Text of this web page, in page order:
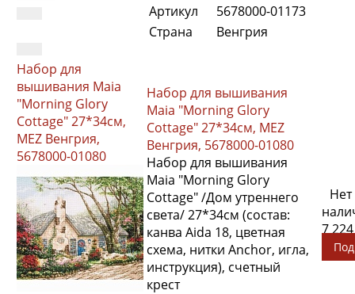
Артикул
5678000-01173
Страна
Венгрия
Набор для
вышивания Maia
"Morning Glory
Cottage" 27*34см,
MEZ Венгрия,
5678000-01080
Набор для вышивания
Maia "Morning Glory
Cottage" 27*34см, MEZ
Венгрия, 5678000-01080
Набор для вышивания
Maia "Morning Glory
Cottage" /Дом утреннего
света/ 27*34см (состав:
канва Aida 18, цветная
схема, нитки Anchor, игла,
инструкция), счетный
крест
Нет
7